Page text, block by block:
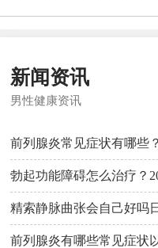
新闻资讯
男性健康资讯
前列腺炎常见症状有哪些
勃起功能障碍怎么治疗？
精索静脉曲张会自己好吗
前列腺炎有哪些常见症状